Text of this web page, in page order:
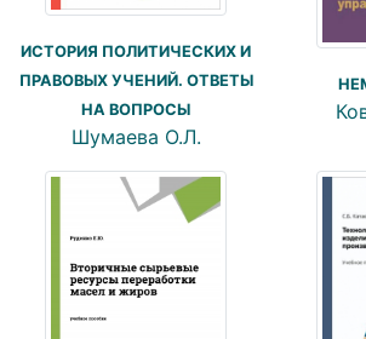
ИСТОРИЯ ПОЛИТИЧЕСКИХ И
ПРАВОВЫХ УЧЕНИЙ. ОТВЕТЫ
НА ВОПРОСЫ
Шумаева О.Л.